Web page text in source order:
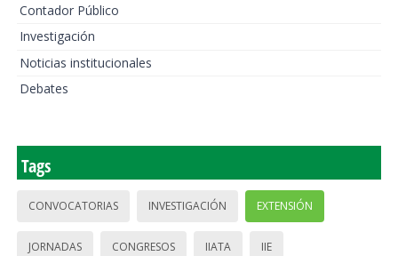
Contador Público
Investigación
Noticias institucionales
Debates
Tags
CONVOCATORIAS INVESTIGACIÓN EXTENSIÓN
JORNADAS CONGRESOS IIATA IIE